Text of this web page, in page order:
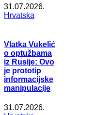
31.07.2026.
Hrvatska
Vlatka Vukelić
o optužbama
iz Rusije: Ovo
je prototip
informacijske
manipulacije
31.07.2026.